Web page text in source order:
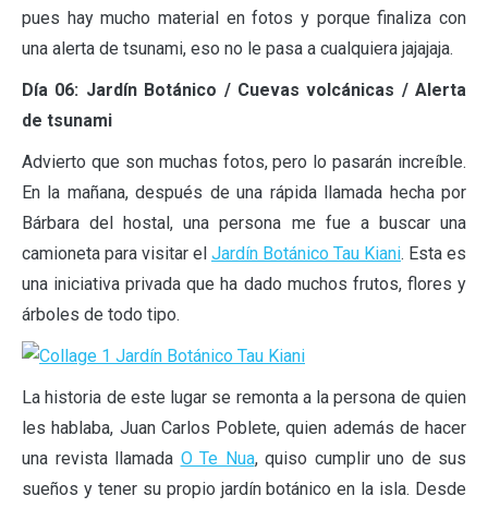
pues hay mucho material en fotos y porque finaliza con
una alerta de tsunami, eso no le pasa a cualquiera jajajaja.
Día 06: Jardín Botánico / Cuevas volcánicas / Alerta
de tsunami
Advierto que son muchas fotos, pero lo pasarán increíble.
En la mañana, después de una rápida llamada hecha por
Bárbara del hostal, una persona me fue a buscar una
camioneta para visitar el Jardín Botánico Tau Kiani. Esta es
una iniciativa privada que ha dado muchos frutos, flores y
árboles de todo tipo.
La historia de este lugar se remonta a la persona de quien
les hablaba, Juan Carlos Poblete, quien además de hacer
una revista llamada O Te Nua, quiso cumplir uno de sus
sueños y tener su propio jardín botánico en la isla. Desde